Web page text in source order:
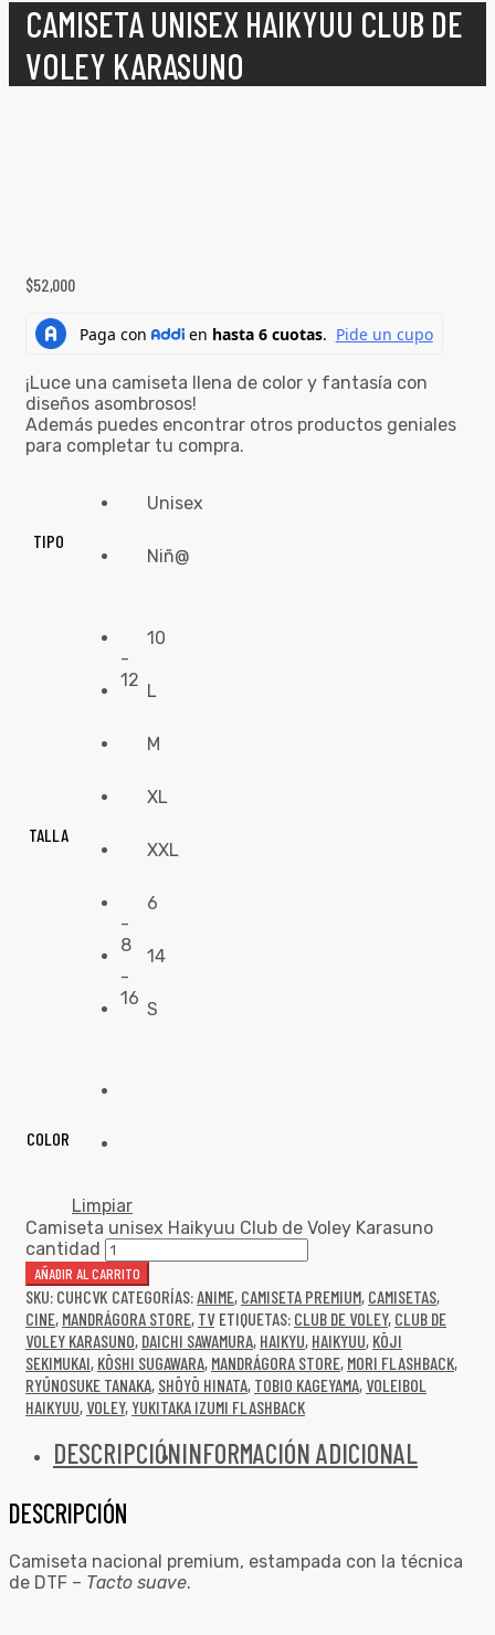
CAMISETA UNISEX HAIKYUU CLUB DE
VOLEY KARASUNO
$52,000
¡Luce una camiseta llena de color y fantasía con
diseños asombrosos!
Además puedes encontrar otros productos geniales
para completar tu compra.
TIPO
Unisex
Niñ@
TALLA
10
-
12
L
M
XL
XXL
6
-
8
14
-
16
S
COLOR
Limpiar
Camiseta unisex Haikyuu Club de Voley Karasuno
cantidad
AÑADIR AL CARRITO
SKU: CUHCVK CATEGORÍAS:ANIME, CAMISETA PREMIUM, CAMISETAS,
CINE, MANDRÁGORA STORE, TV ETIQUETAS: CLUB DE VOLEY, CLUB DE
VOLEY KARASUNO, DAICHI SAWAMURA, HAIKYU, HAIKYUU, KŌJI
SEKIMUKAI, KŌSHI SUGAWARA, MANDRÁGORA STORE, MORI FLASHBACK,
RYŪNOSUKE TANAKA, SHŌYŌ HINATA, TOBIO KAGEYAMA, VOLEIBOL
HAIKYUU, VOLEY, YUKITAKA IZUMI FLASHBACK
DESCRIPCIÓNINFORMACIÓN ADICIONAL
DESCRIPCIÓN
Camiseta nacional premium, estampada con la técnica
de DTF – Tacto suave.